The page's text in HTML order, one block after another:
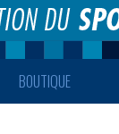
BOUTIQUE